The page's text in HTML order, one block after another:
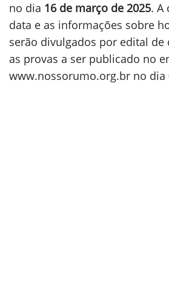
no dia 16 de março de 2025. A
data e as informações sobre
serão divulgados por edital de
as provas a ser publicado no
www.nossorumo.org.br no dia